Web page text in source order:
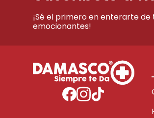
¡Sé el primero en enterarte
emocionantes!